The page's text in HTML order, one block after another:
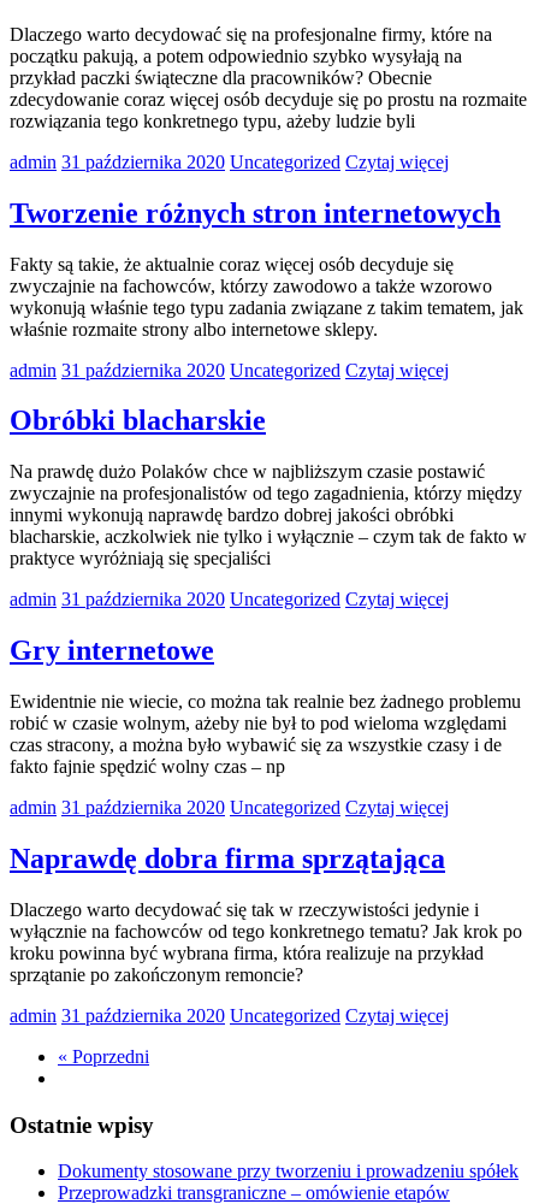
Dlaczego warto decydować się na profesjonalne firmy, które na
początku pakują, a potem odpowiednio szybko wysyłają na
przykład paczki świąteczne dla pracowników? Obecnie
zdecydowanie coraz więcej osób decyduje się po prostu na rozmaite
rozwiązania tego konkretnego typu, ażeby ludzie byli
admin 31 października 2020 Uncategorized Czytaj więcej
Tworzenie różnych stron internetowych
Fakty są takie, że aktualnie coraz więcej osób decyduje się
zwyczajnie na fachowców, którzy zawodowo a także wzorowo
wykonują właśnie tego typu zadania związane z takim tematem, jak
właśnie rozmaite strony albo internetowe sklepy.
admin 31 października 2020 Uncategorized Czytaj więcej
Obróbki blacharskie
Na prawdę dużo Polaków chce w najbliższym czasie postawić
zwyczajnie na profesjonalistów od tego zagadnienia, którzy między
innymi wykonują naprawdę bardzo dobrej jakości obróbki
blacharskie, aczkolwiek nie tylko i wyłącznie – czym tak de fakto w
praktyce wyróżniają się specjaliści
admin 31 października 2020 Uncategorized Czytaj więcej
Gry internetowe
Ewidentnie nie wiecie, co można tak realnie bez żadnego problemu
robić w czasie wolnym, ażeby nie był to pod wieloma względami
czas stracony, a można było wybawić się za wszystkie czasy i de
fakto fajnie spędzić wolny czas – np
admin 31 października 2020 Uncategorized Czytaj więcej
Naprawdę dobra firma sprzątająca
Dlaczego warto decydować się tak w rzeczywistości jedynie i
wyłącznie na fachowców od tego konkretnego tematu? Jak krok po
kroku powinna być wybrana firma, która realizuje na przykład
sprzątanie po zakończonym remoncie?
admin 31 października 2020 Uncategorized Czytaj więcej
« Poprzedni
Ostatnie wpisy
Dokumenty stosowane przy tworzeniu i prowadzeniu spółek
Przeprowadzki transgraniczne – omówienie etapów